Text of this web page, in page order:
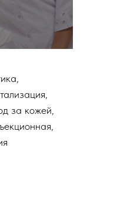
за кожей,